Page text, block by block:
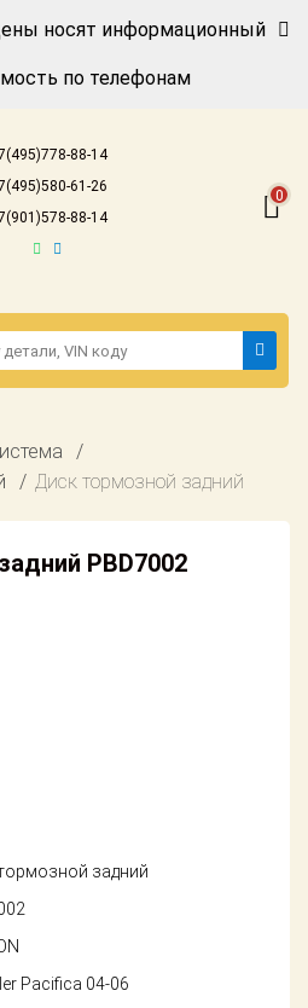
носят информационный
по телефонам
88-14
61-26
88-14
0
Диск тормозной задний
PBD7002
задний
Pacifica 04-06